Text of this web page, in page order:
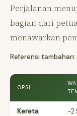
Perjalanan
bagian dari
menawarkan
Referensi tambahan:
OPSI
Kereta